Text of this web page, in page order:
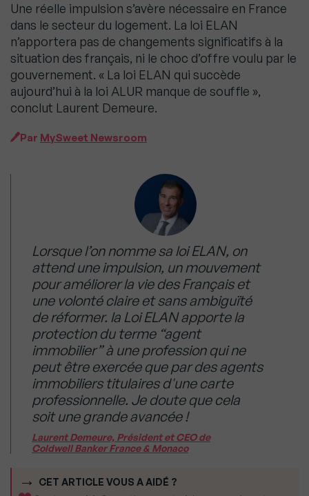
Une réelle impulsion s’avère nécessaire en France
dans le secteur du logement. La loi ELAN
n’apportera pas de changements significatifs à la
situation des français, ni le choc d’offre voulu par le
gouvernement. « La loi ELAN qui succède
aujourd’hui à la loi ALUR manque de souffle »,
conclut Laurent Demeure.
Par MySweet Newsroom
Lorsque l’on nomme sa loi ELAN, on
attend une impulsion, un mouvement
pour améliorer la vie des Français et
une volonté claire et sans ambiguïté
de réformer. la Loi ELAN apporte la
protection du terme “agent
immobilier” à une profession qui ne
peut être exercée que par des agents
immobiliers titulaires d'une carte
professionnelle. Je doute que cela
soit une grande avancée !
Laurent Demeure, Président et CEO de
Coldwell Banker France & Monaco
CET ARTICLE VOUS A AIDÉ ?